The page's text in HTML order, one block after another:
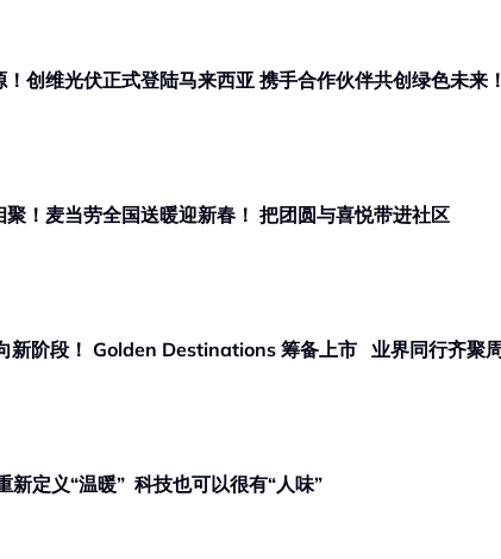
商业热点｜家电巨头跨界新能源！创维光伏正式登陆马来西亚 携手合作伙伴共创绿色未来！
！麦当劳全国送暖迎新春！ 把团圆与喜悦带进社区
！ Golden Destinations 筹备上市 业界同行齐聚周
商业热点 ｜HONOR 新春短片重新定义“温暖” 科技也可以很有“人味”